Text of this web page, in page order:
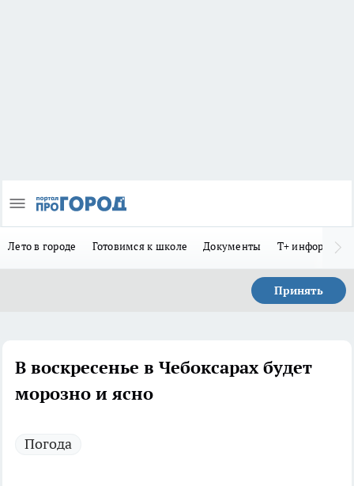
Лето в городе Готовимся к школе Документы Т+
Принять
В воскресенье в Чебоксарах будет
морозно и ясно
Погода